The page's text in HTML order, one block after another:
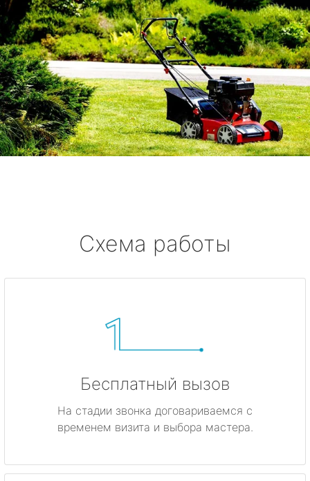
Схема работы
Бесплатный вызов
На стадии звонка договариваемся с
временем визита и выбора мастера.